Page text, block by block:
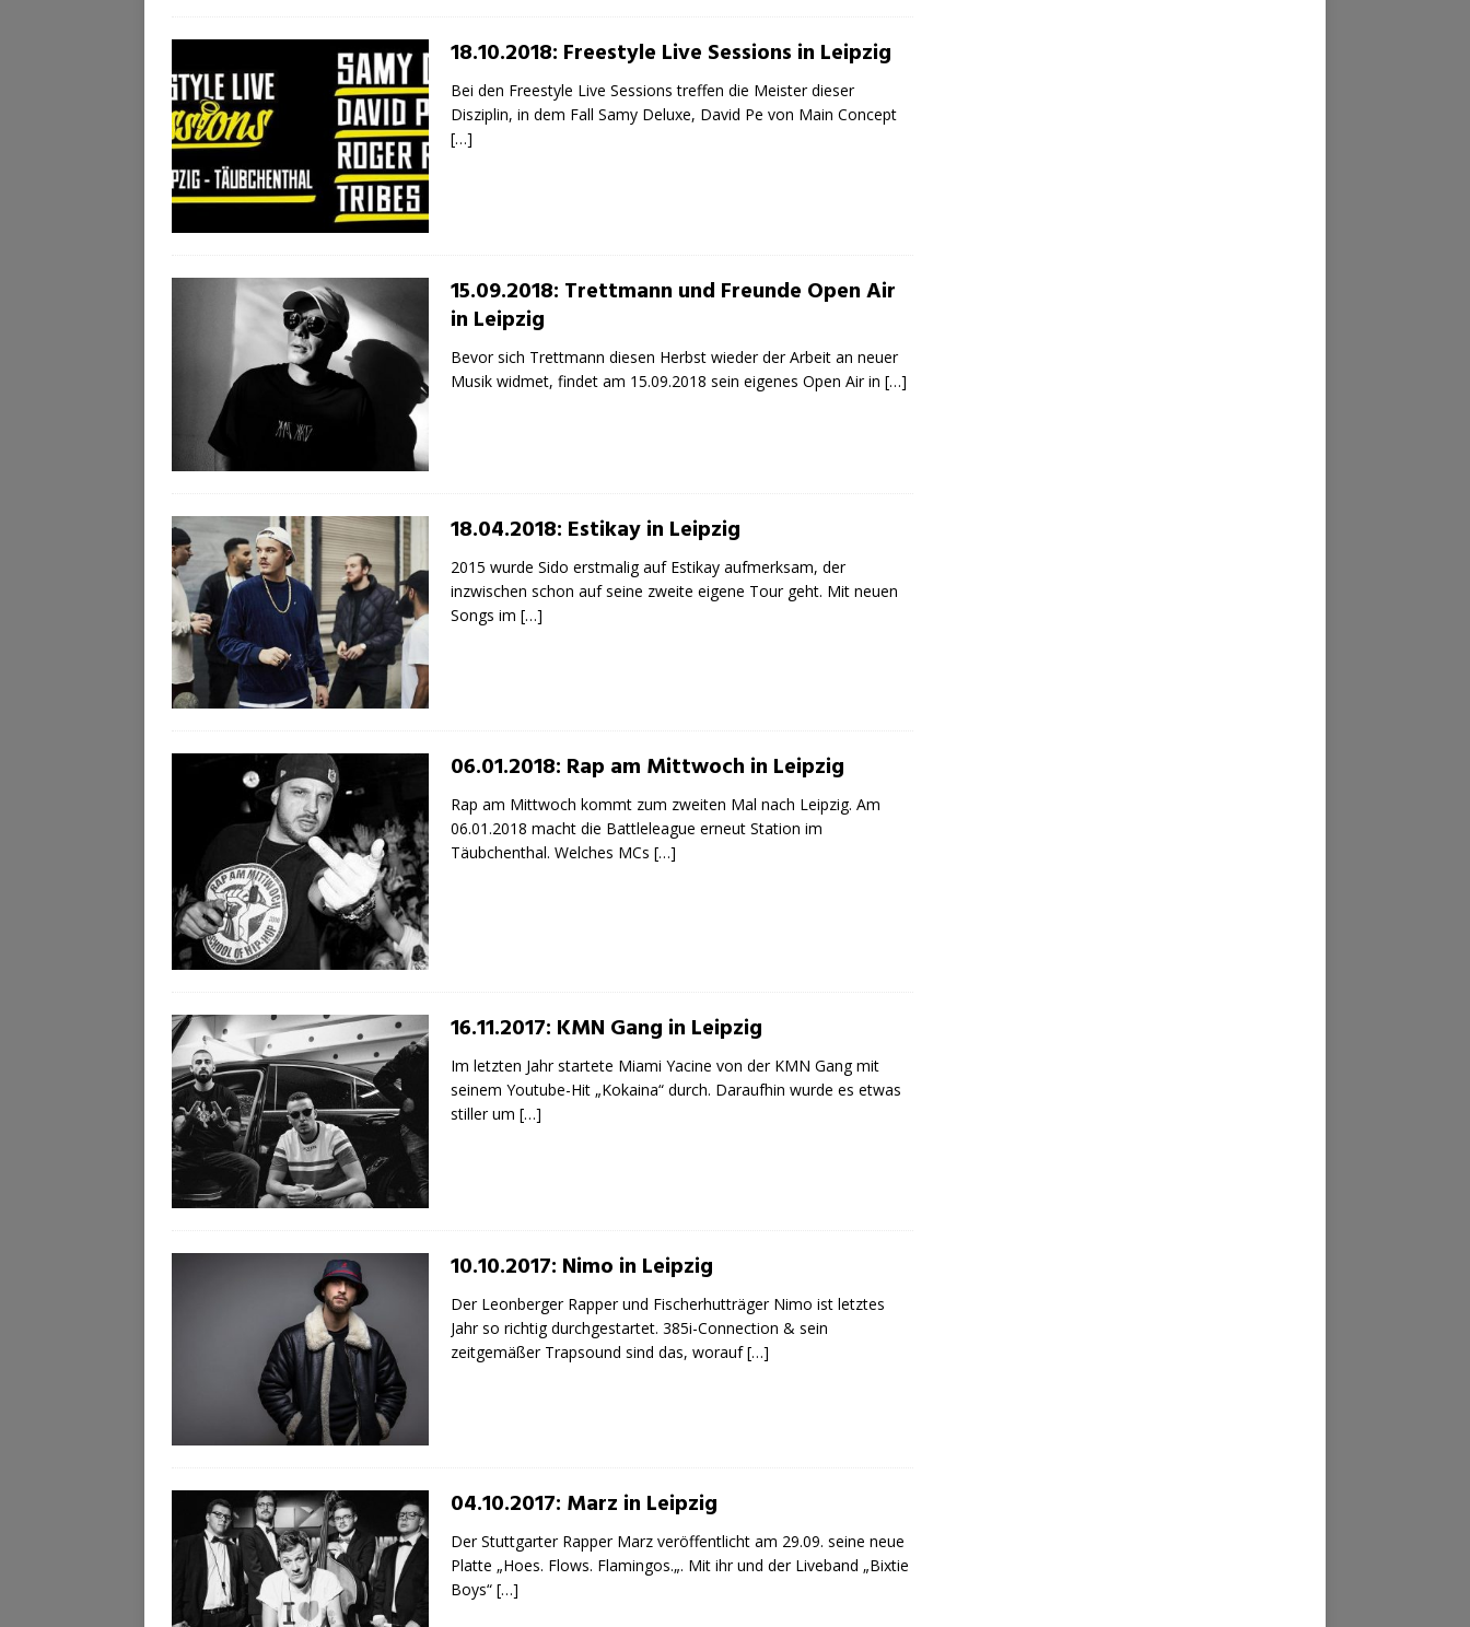
18.10.2018: Freestyle Live Sessions in Leipzig
Bei den Freestyle Live Sessions treffen die Meister dieser
Disziplin, in dem Fall Samy Deluxe, David Pe von Main Concept
[…]
15.09.2018: Trettmann und Freunde Open Air
in Leipzig
Bevor sich Trettmann diesen Herbst wieder der Arbeit an neuer
Musik widmet, findet am 15.09.2018 sein eigenes Open Air in […]
18.04.2018: Estikay in Leipzig
2015 wurde Sido erstmalig auf Estikay aufmerksam, der
inzwischen schon auf seine zweite eigene Tour geht. Mit neuen
Songs im […]
06.01.2018: Rap am Mittwoch in Leipzig
Rap am Mittwoch kommt zum zweiten Mal nach Leipzig. Am
06.01.2018 macht die Battleleague erneut Station im
Täubchenthal. Welches MCs […]
16.11.2017: KMN Gang in Leipzig
Im letzten Jahr startete Miami Yacine von der KMN Gang mit
seinem Youtube-Hit „Kokaina“ durch. Daraufhin wurde es etwas
stiller um […]
10.10.2017: Nimo in Leipzig
Der Leonberger Rapper und Fischerhutträger Nimo ist letztes
Jahr so richtig durchgestartet. 385i-Connection & sein
zeitgemäßer Trapsound sind das, worauf[…]
04.10.2017: Marz in Leipzig
Der Stuttgarter Rapper Marz veröffentlicht am 29.09. seine neue
Platte „Hoes. Flows. Flamingos.„. Mit ihr und der Liveband „Bixtie
Boys“ […]